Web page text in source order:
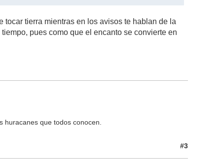
tierra mientras en los avisos te hablan de la
pues como que el encanto se convierte en
huracanes que todos conocen.
#3